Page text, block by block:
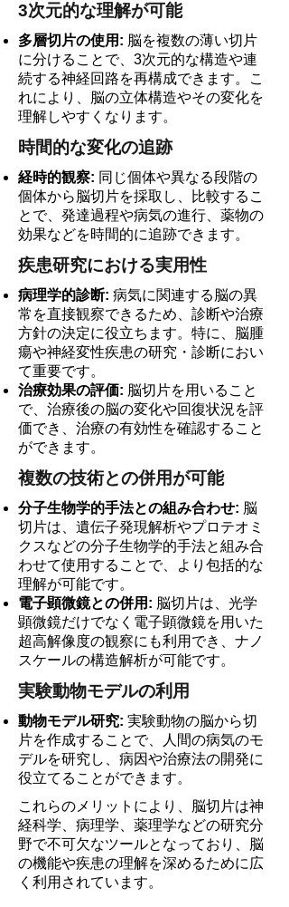
3次元的な理解が可能
多層切片の使用: 脳を複数の薄い切片
に分けることで、3次元的な構造や連
続する神経回路を再構成できます。こ
れにより、脳の立体構造やその変化を
理解しやすくなります。
時間的な変化の追跡
経時的観察: 同じ個体や異なる段階の
個体から脳切片を採取し、比較するこ
とで、発達過程や病気の進行、薬物の
効果などを時間的に追跡できます。
疾患研究における実用性
病理学的診断: 病気に関連する脳の異
常を直接観察できるため、診断や治療
方針の決定に役立ちます。特に、脳腫
瘍や神経変性疾患の研究・診断におい
て重要です。
治療効果の評価: 脳切片を用いること
で、治療後の脳の変化や回復状況を評
価でき、治療の有効性を確認すること
ができます。
複数の技術との併用が可能
分子生物学的手法との組み合わせ: 脳
切片は、遺伝子発現解析やプロテオミ
クスなどの分子生物学的手法と組み合
わせて使用することで、より包括的な
理解が可能です。
電子顕微鏡との併用: 脳切片は、光学
顕微鏡だけでなく電子顕微鏡を用いた
超高解像度の観察にも利用でき、ナノ
スケールの構造解析が可能です。
実験動物モデルの利用
動物モデル研究: 実験動物の脳から切
片を作成することで、人間の病気のモ
デルを研究し、病因や治療法の開発に
役立てることができます。
これらのメリットにより、脳切片は神
経科学、病理学、薬理学などの研究分
野で不可欠なツールとなっており、脳
の機能や疾患の理解を深めるために広
く利用されています。